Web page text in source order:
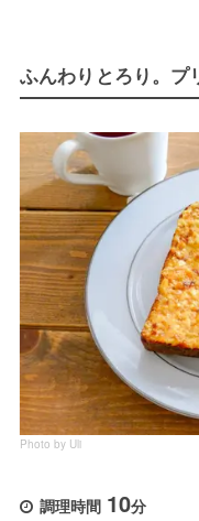
ふんわりとろり。プ
Photo by Uli
調理時間 10分